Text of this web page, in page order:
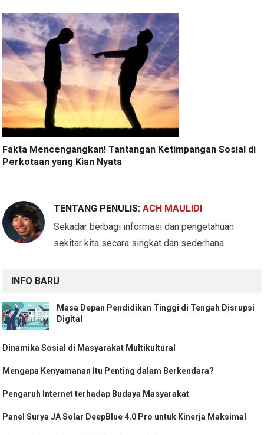
Fakta Mencengangkan! Tantangan Ketimpangan Sosial di
Perkotaan yang Kian Nyata
TENTANG PENULIS:ACH MAULIDI
Sekadar berbagi informasi dan pengetahuan
sekitar kita secara singkat dan sederhana
INFO BARU
Masa Depan Pendidikan Tinggi di Tengah Disrupsi
Digital
Dinamika Sosial di Masyarakat Multikultural
Mengapa Kenyamanan Itu Penting dalam Berkendara?
Pengaruh Internet terhadap Budaya Masyarakat
Panel Surya JA Solar DeepBlue 4.0 Pro untuk Kinerja Maksimal